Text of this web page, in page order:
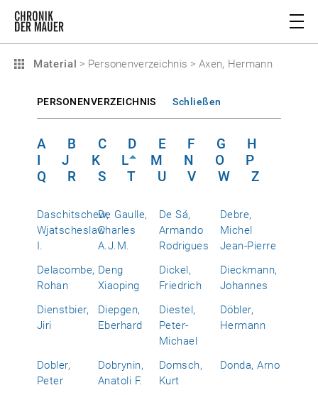
Material > Personenverzeichnis > Axen, Hermann
PERSONENVERZEICHNIS Schließen
A B C D E F G
H
I
J K L M N O
P
Q
R S T U V W Z
Daschitschew,
Wjatscheslaw
I.
De Gaulle,
Charles
A.J.M.
De Sá,
Armando
Rodrigues
Debre,
Michel
Jean-Pierre
Delacombe,
Rohan
Deng
Xiaoping
Dickel,
Friedrich
Dieckmann,
Johannes
Dienstbier,
Jiri
Diepgen,
Eberhard
Diestel,
Peter-
Michael
Döbler,
Hermann
Dobler,
Peter
Dobrynin,
Anatoli F.
Domsch,
Kurt
Donda, Arno